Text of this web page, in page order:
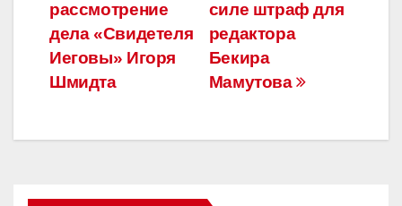
o
o
k
m и
ть
по
записям
силе штраф для
редактора
Бекира
Мамутова
рассмотрение
дела «Свидетеля
Иеговы» Игоря
Шмидта